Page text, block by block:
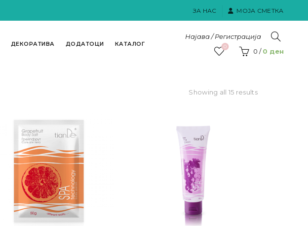
ЗА НАС МОЈА СМЕТКА
ДЕКОРАТИВА ДОДАТОЦИ КАТАЛОГ
Најава / Регистрација
0
0 / 0 ден
Showing all 15 resultsSorted